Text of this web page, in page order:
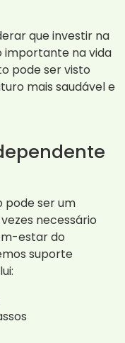
que investir na
importante na vida
pode ser visto
mais saudável e
pode ser um
necessário
estar do
suporte